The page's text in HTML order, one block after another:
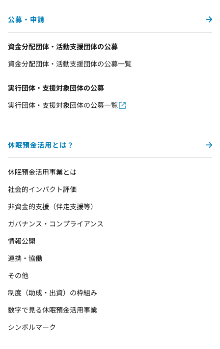
公募・申請
資金分配団体・活動支援団体の公募
資金分配団体・活動支援団体の公募一覧
実行団体・支援対象団体の公募
実行団体・支援対象団体の公募一覧
休眠預金活用とは？
休眠預金活用事業とは
社会的インパクト評価
非資金的支援（伴走支援等）
ガバナンス・コンプライアンス
情報公開
連携・協働
その他
制度（助成・出資）の枠組み
数字で見る休眠預金活用事業
シンボルマーク